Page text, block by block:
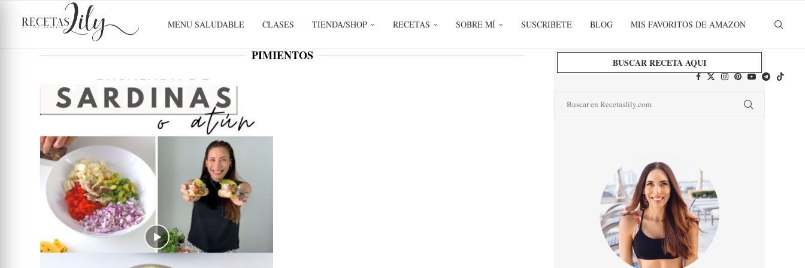
MENU SALUDABLE CLASES TIENDA/SHOP RECETAS SOBRE MÍ SUSCRIBETE BLOG MIS FAVORITOS DE AMAZON
PIMIENTOS BUSCAR RECETA AQUI